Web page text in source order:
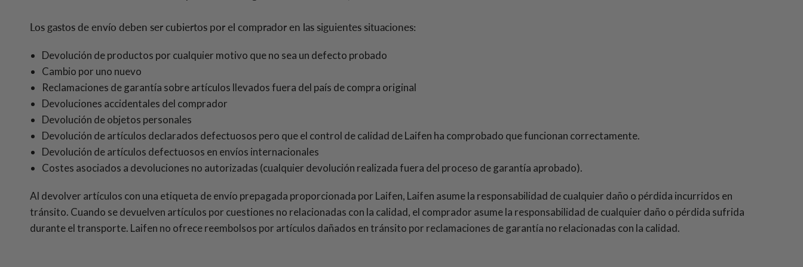
Los gastos de envío deben ser cubiertos por el comprador en las siguientes situaciones:
Devolución de productos por cualquier motivo que no sea un defecto probado
Cambio por uno nuevo
Reclamaciones de garantía sobre artículos llevados fuera del país de compra original
Devoluciones accidentales del comprador
Devolución de objetos personales
Devolución de artículos declarados defectuosos pero que el control de calidad de Laifen ha comprobado que funcionan correctamente.
Devolución de artículos defectuosos en envíos internacionales
Costes asociados a devoluciones no autorizadas (cualquier devolución realizada fuera del proceso de garantía aprobado).
Al devolver artículos con una etiqueta de envío prepagada proporcionada por Laifen, Laifen asume la responsabilidad de cualquier daño o pérdida incurridos en
tránsito. Cuando se devuelven artículos por cuestiones no relacionadas con la calidad, el comprador asume la responsabilidad de cualquier daño o pérdida sufrida
durante el transporte. Laifen no ofrece reembolsos por artículos dañados en tránsito por reclamaciones de garantía no relacionadas con la calidad.